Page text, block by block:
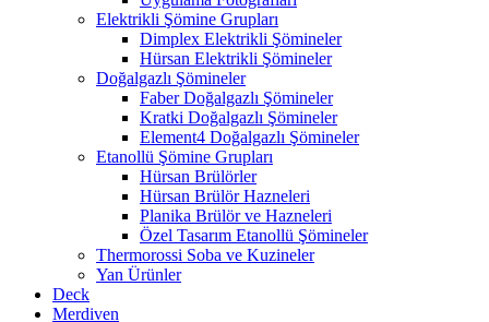
Elektrikli Şömine Grupları
Dimplex Elektrikli Şömineler
Hürsan Elektrikli Şömineler
Doğalgazlı Şömineler
Faber Doğalgazlı Şömineler
Kratki Doğalgazlı Şömineler
Element4 Doğalgazlı Şömineler
Etanollü Şömine Grupları
Hürsan Brülörler
Hürsan Brülör Hazneleri
Planika Brülör ve Hazneleri
Özel Tasarım Etanollü Şömineler
Thermorossi Soba ve Kuzineler
Yan Ürünler
Deck
Merdiven